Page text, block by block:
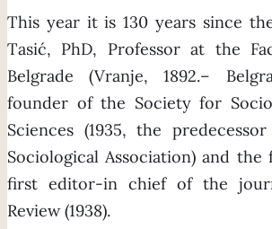
This year it is 130 years since
Tasić, PhD, Professor at the
Belgrade (Vranje, 1892.–
founder of the Society for
Sciences (1935, the
Sociological Association) and
first editor-in chief of the
Review (1938).